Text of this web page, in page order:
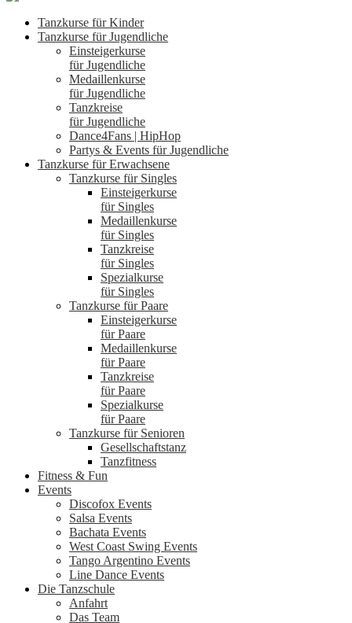
Tanzkurse für Kinder
Tanzkurse für Jugendliche
Einsteigerkurse
für Jugendliche
Medaillenkurse
für Jugendliche
Tanzkreise
für Jugendliche
Dance4Fans | HipHop
Partys & Events für Jugendliche
Tanzkurse für Erwachsene
Tanzkurse für Singles
Einsteigerkurse
für Singles
Medaillenkurse
für Singles
Tanzkreise
für Singles
Spezialkurse
für Singles
Tanzkurse für Paare
Einsteigerkurse
für Paare
Medaillenkurse
für Paare
Tanzkreise
für Paare
Spezialkurse
für Paare
Tanzkurse für Senioren
Gesellschaftstanz
Tanzfitness
Fitness & Fun
Events
Discofox Events
Salsa Events
Bachata Events
West Coast Swing Events
Tango Argentino Events
Line Dance Events
Die Tanzschule
Anfahrt
Das Team